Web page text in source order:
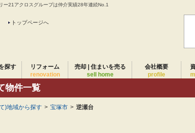
ー21アクロスグループは仲介実績28年連続No.1
トップページへ
探す
リフォーム
renovation
売却 | 住まいを売る
sell home
会社概要
profile
物件一覧
)地域から探す > 宝塚市 > 逆瀬台